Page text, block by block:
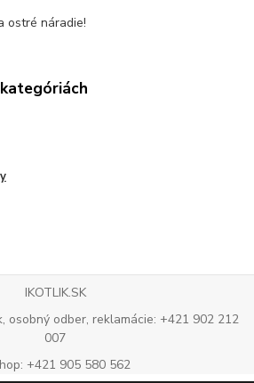
ostré náradie!
IKOTLIK.SK
osobný odber, reklamácie: +421 902 212
007
+421 905 580 562